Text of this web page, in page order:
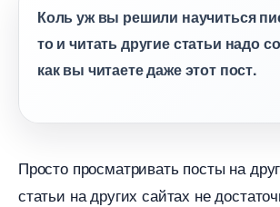
Коль уж вы решили научиться
то и читать другие статьи надо
как вы читаете даже этот пост.
Просто просматривать посты на
статьи на других сайтах не